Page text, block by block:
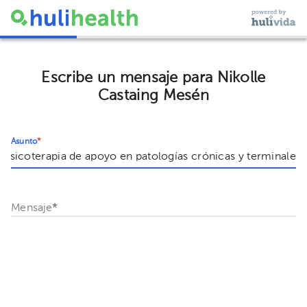
Escribe un mensaje para Nikolle
Castaing Mesén
Asunto*
Mensaje*